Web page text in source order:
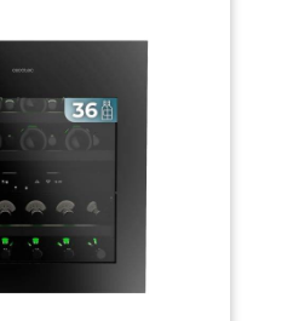
la température en
uniforme et une bonne